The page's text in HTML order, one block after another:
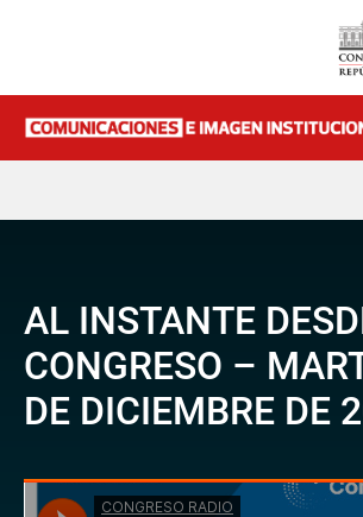
AL INSTANTE
CONGRESO –
DE DICIEMBRE DE